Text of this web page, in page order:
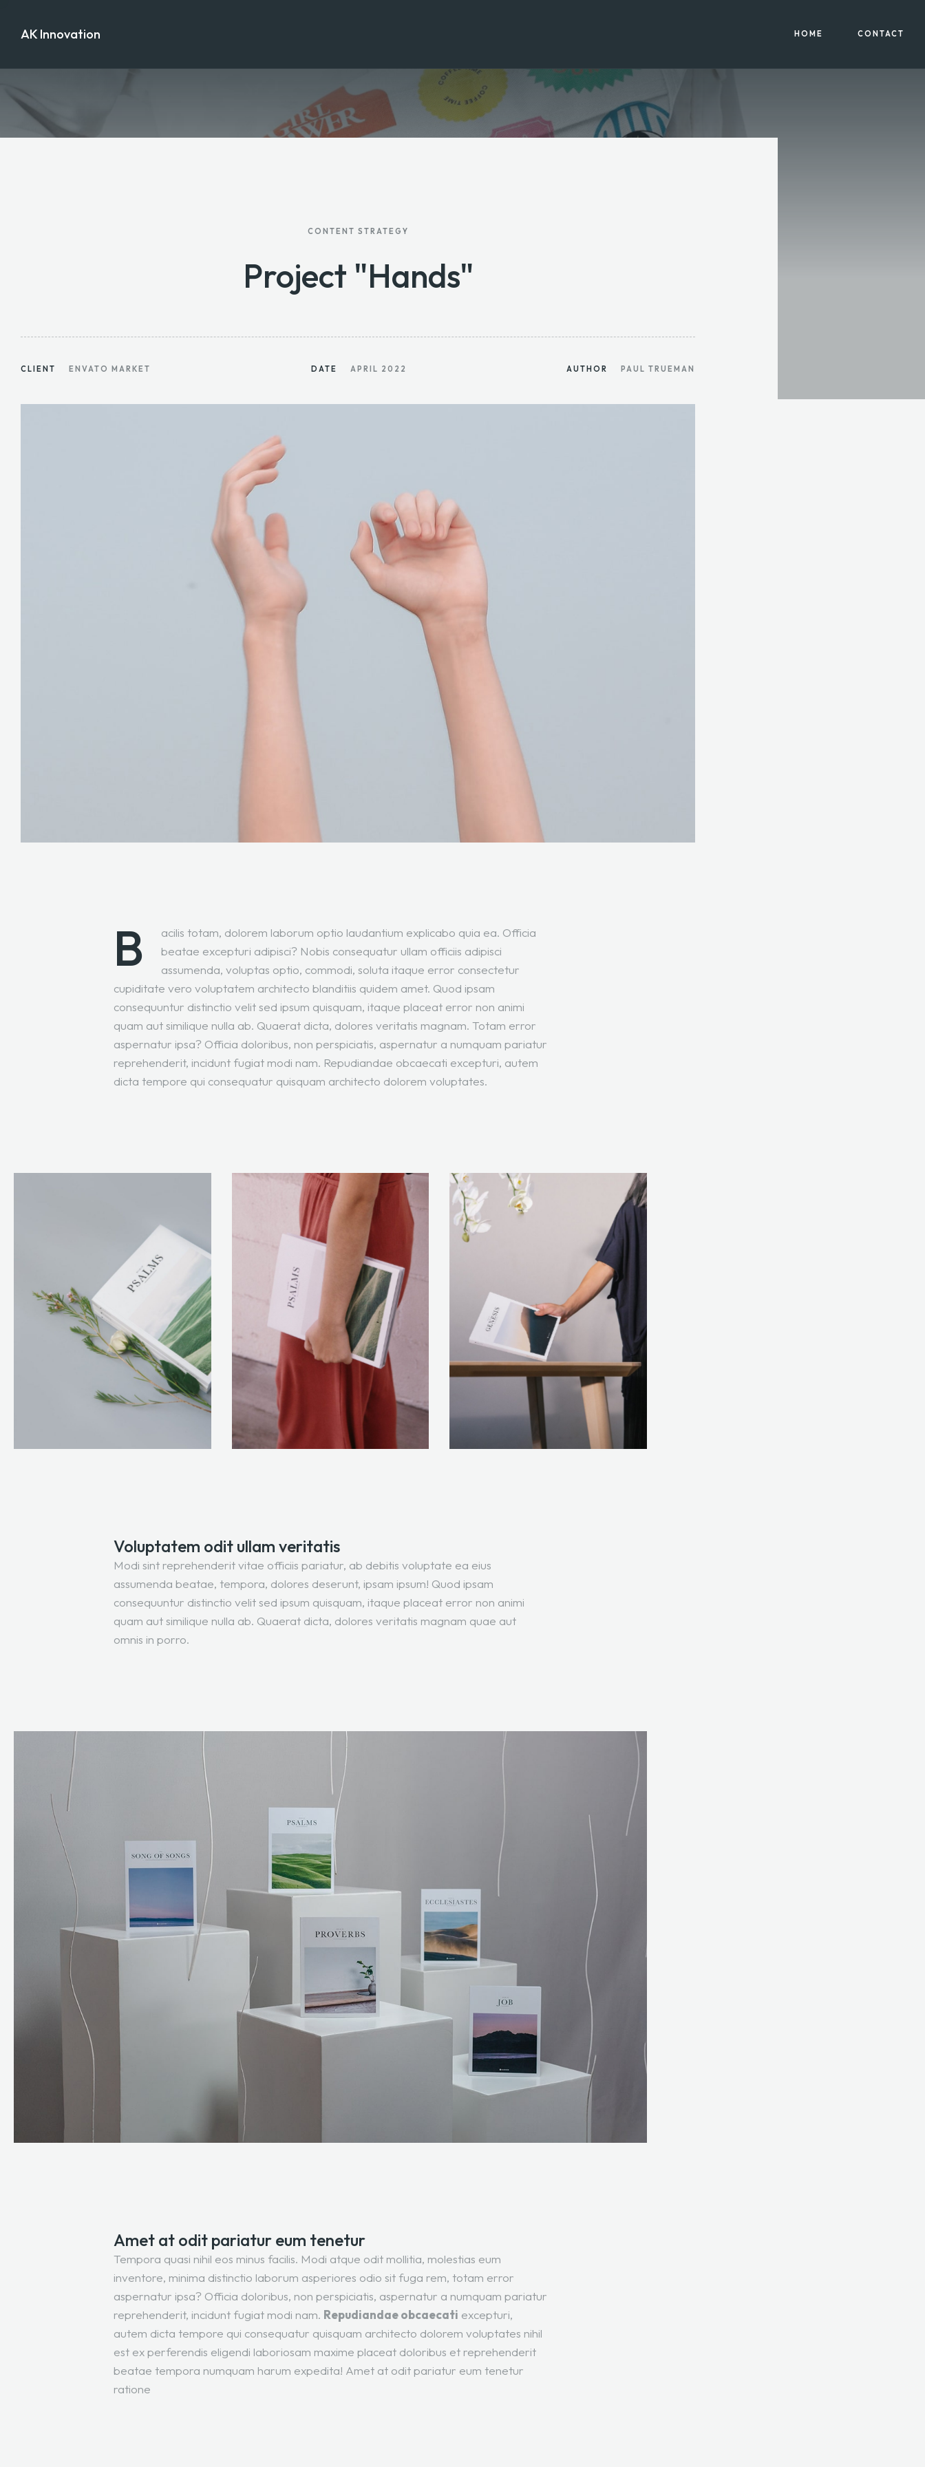
AK Innovation HOME CONTACT
CONTENT STRATEGY
Project "Hands"
CLIENT ENVATO MARKET DATE APRIL 2022 AUTHOR PAUL TRUEMAN
B
acilis totam, dolorem laborum optio laudantium explicabo quia ea. Officia
beatae excepturi adipisci? Nobis consequatur ullam officiis adipisci
assumenda, voluptas optio, commodi, soluta itaque error consectetur
cupiditate vero voluptatem architecto blanditiis quidem amet. Quod ipsam
consequuntur distinctio velit sed ipsum quisquam, itaque placeat error non animi
quam aut similique nulla ab. Quaerat dicta, dolores veritatis magnam. Totam error
aspernatur ipsa? Officia doloribus, non perspiciatis, aspernatur a numquam pariatur
reprehenderit, incidunt fugiat modi nam. Repudiandae obcaecati excepturi, autem
dicta tempore qui consequatur quisquam architecto dolorem voluptates.
Voluptatem odit ullam veritatis
Modi sint reprehenderit vitae officiis pariatur, ab debitis voluptate ea eius
assumenda beatae, tempora, dolores deserunt, ipsam ipsum! Quod ipsam
consequuntur distinctio velit sed ipsum quisquam, itaque placeat error non animi
quam aut similique nulla ab. Quaerat dicta, dolores veritatis magnam quae aut
omnis in porro.
Amet at odit pariatur eum tenetur
Tempora quasi nihil eos minus facilis. Modi atque odit mollitia, molestias eum
inventore, minima distinctio laborum asperiores odio sit fuga rem, totam error
aspernatur ipsa? Officia doloribus, non perspiciatis, aspernatur a numquam pariatur
reprehenderit, incidunt fugiat modi nam. Repudiandae obcaecati excepturi,
autem dicta tempore qui consequatur quisquam architecto dolorem voluptates nihil
est ex perferendis eligendi laboriosam maxime placeat doloribus et reprehenderit
beatae tempora numquam harum expedita! Amet at odit pariatur eum tenetur
ratione